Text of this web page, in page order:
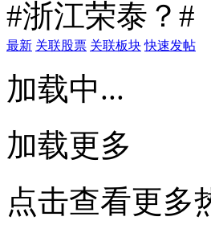
#浙江荣泰？#
最新 关联股票 关联板块 快速发帖
加载中...
加载更多
点击查看更多